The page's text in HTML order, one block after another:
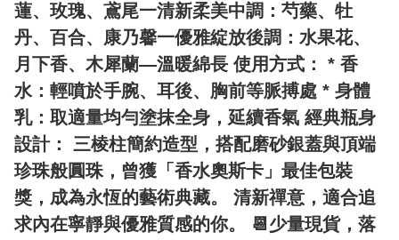
蓮、玫瑰、鳶尾一清新柔美中調：芍藥、牡
丹、百合、康乃馨一優雅綻放後調：水果花、
月下香、木犀蘭—溫暖綿長 使用方式： * 香
水：輕噴於手腕、耳後、胸前等脈搏處 * 身體
乳：取適量均勻塗抹全身，延續香氣 經典瓶身
設計： 三棱柱簡約造型，搭配磨砂銀蓋與頂端
珍珠般圓珠，曾獲「香水奧斯卡」最佳包裝
獎，成為永恆的藝術典藏。 清新禪意，適合追
求內在寧靜與優雅質感的你。 📆少量現貨，落